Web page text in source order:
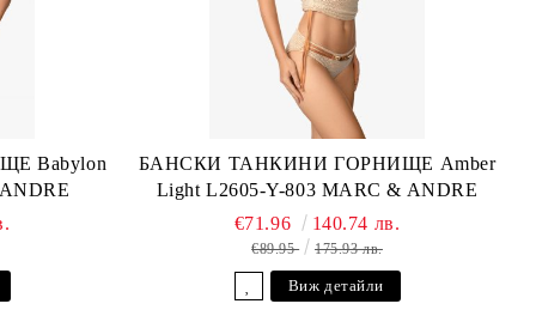
Babylon
БАНСКИ ТАНКИНИ ГОРНИЩЕ Amber
Light L2605-Y-803 MARC & ANDRE
€71.96 140.74 лв.
€89.95 175.93 лв.
Виж детайли